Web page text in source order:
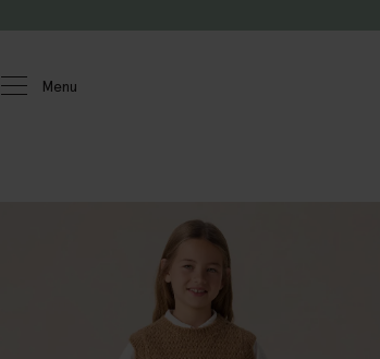
Menu